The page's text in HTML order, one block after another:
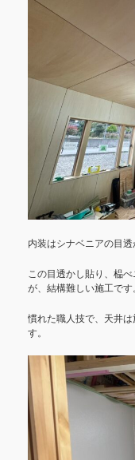
内装はシナベニアの目透
この目透かし貼り、榀
が、結構難しい施工です。
慣れた職人技で、天井
す。